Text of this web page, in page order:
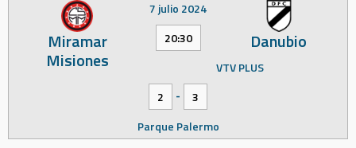
Miramar
Misiones
Danubio
7 julio 2024
20:30
VTV PLUS
2
-
3
Parque Palermo